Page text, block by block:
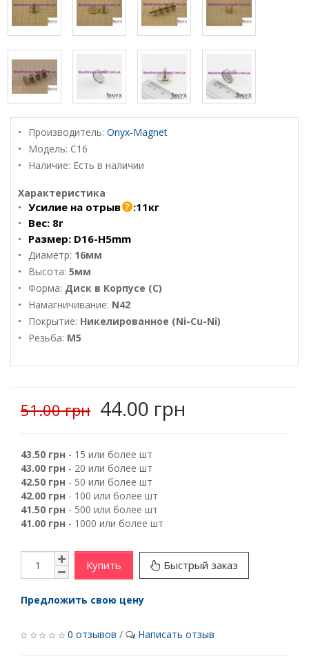
Производитель: Onyx-Magnet
Модель: С16
Наличие: Есть в наличии
Характеристика
Усилие на отрыв :11кг
Вес: 8г
Размер: D16-H5mm
Диаметр: 16мм
Высота: 5мм
Форма: Диск в Корпусе (C)
Намагничивание: N42
Покрытие: Никелированное (Ni-Cu-Ni)
Резьба: М5
51.00 грн 44.00 грн
43.50 грн - 15 или более шт
43.00 грн - 20 или более шт
42.50 грн - 50 или более шт
42.00 грн - 100 или более шт
41.50 грн - 500 или более шт
41.00 грн - 1000 или более шт
Купить Быстрый заказ
Предложить свою цену
0 отзывов / Написать отзыв